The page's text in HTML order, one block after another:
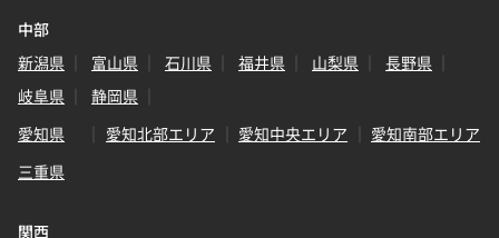
中部
新潟県
富山県 石川県 福井県 山梨県
長野県
岐阜県
静岡県
愛知県
愛知北部エリア 愛知中央エリア
愛知南部エリア
三重県
関西